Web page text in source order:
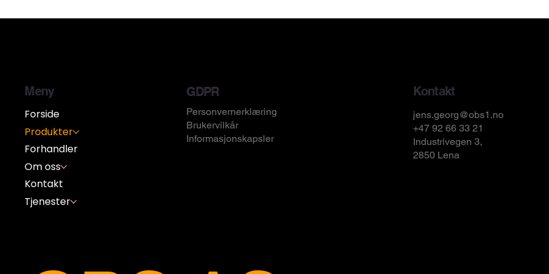
Meny
Forside
Produkter
Forhandler
Om oss
Kontakt
Tjenester
GDPR
Personvernerklæring
Brukervilkår
Informasjonskapsler
Kontakt
jens.georg@obs1.no
+47 92 66 33 21
Industrivegen 3,
2850 Lena